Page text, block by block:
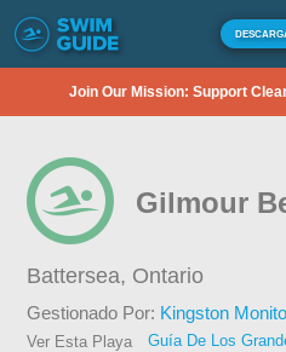
Join Our Mission: Support
Gilmour
Battersea, Ontario
Gestionado Por: Kingston
Ver Esta Playa
Guía De Los